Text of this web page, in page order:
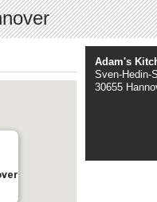
Adam's
Sven-Hedin-
30655